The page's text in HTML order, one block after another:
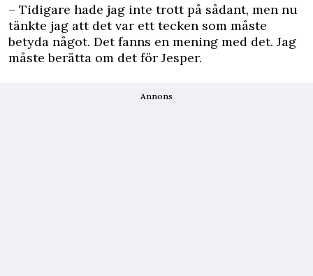
– Tidigare hade jag inte trott på sådant, men nu
tänkte jag att det var ett tecken som måste
betyda något. Det fanns en mening med det. Jag
måste berätta om det för Jesper.
Annons